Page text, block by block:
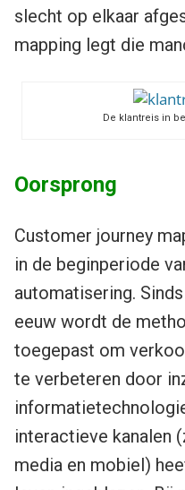
slecht op elkaar
mapping legt die
De klantreis in
Oorsprong
Customer journey
in de beginperiode
automatisering.
eeuw wordt de
toegepast om
te verbeteren door
interactieve kanalen
media en mobiel)